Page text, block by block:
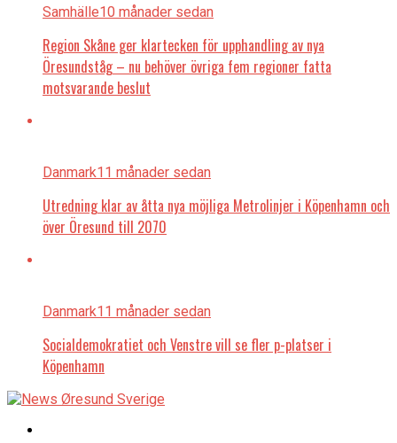
Samhälle10 månader sedan
Region Skåne ger klartecken för upphandling av nya
Öresundståg – nu behöver övriga fem regioner fatta
motsvarande beslut
Danmark11 månader sedan
Utredning klar av åtta nya möjliga Metrolinjer i Köpenhamn och
över Öresund till 2070
Danmark11 månader sedan
Socialdemokratiet och Venstre vill se fler p-platser i
Köpenhamn